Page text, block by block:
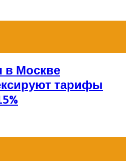
в Москве
тарифы